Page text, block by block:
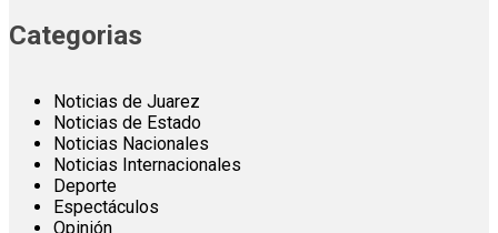
Categorias
Noticias de Juarez
Noticias de Estado
Noticias Nacionales
Noticias Internacionales
Deporte
Espectáculos
Opinión